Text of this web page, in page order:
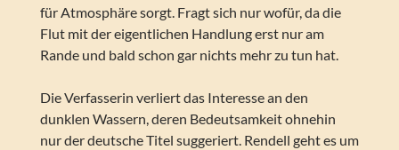
für Atmosphäre sorgt. Fragt sich nur wofür, da die
Flut mit der eigentlichen Handlung erst nur am
Rande und bald schon gar nichts mehr zu tun hat.
Die Verfasserin verliert das Interesse an den
dunklen Wassern, deren Bedeutsamkeit ohnehin
nur der deutsche Titel suggeriert. Rendell geht es um